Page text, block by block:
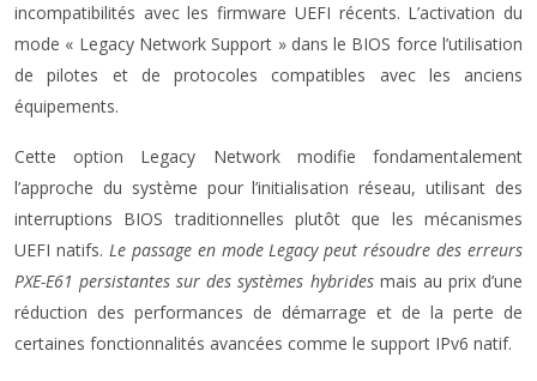
incompatibilités avec les firmware UEFI récents. L’activation du
mode « Legacy Network Support » dans le BIOS force l’utilisation
de pilotes et de protocoles compatibles avec les anciens
équipements.
Cette option Legacy Network modifie fondamentalement
l’approche du système pour l’initialisation réseau, utilisant des
interruptions BIOS traditionnelles plutôt que les mécanismes
UEFI natifs. Le passage en mode Legacy peut résoudre des erreurs
PXE-E61 persistantes sur des systèmes hybridesmais au prix d’une
réduction des performances de démarrage et de la perte de
certaines fonctionnalités avancées comme le support IPv6 natif.